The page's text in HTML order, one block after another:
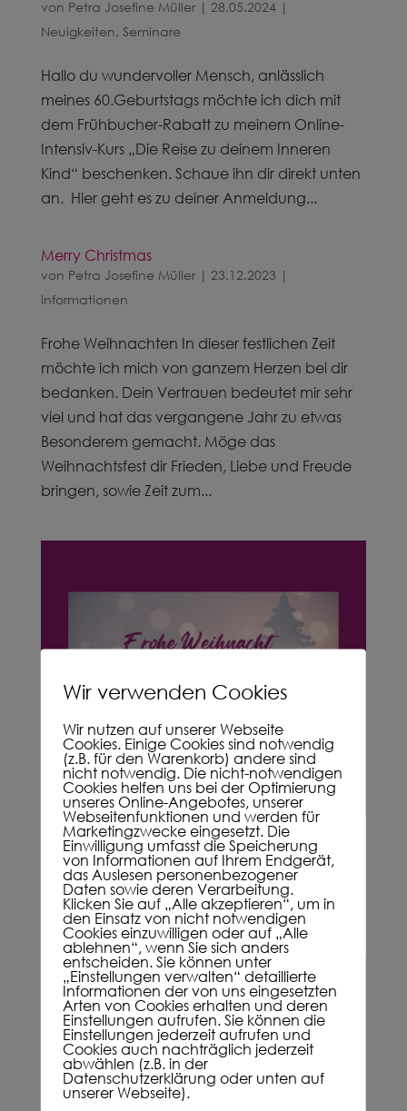
von Petra Josefine Müller| 28.05.2024|
Neuigkeiten, Seminare
Hallo du wundervoller Mensch, anlässlich
meines 60.Geburtstags möchte ich dich mit
dem Frühbucher-Rabatt zu meinem Online-
Intensiv-Kurs „Die Reise zu deinem Inneren
Kind“ beschenken. Schaue ihn dir direkt unten
an. Hier geht es zu deiner Anmeldung...
Merry Christmas
von Petra Josefine Müller| 23.12.2023 |
Informationen
Frohe Weihnachten In dieser festlichen Zeit
möchte ich mich von ganzem Herzen bei dir
bedanken. Dein Vertrauen bedeutet mir sehr
viel und hat das vergangene Jahr zu etwas
Besonderem gemacht. Möge das
Weihnachtsfest dir Frieden, Liebe und Freude
bringen, sowie Zeit zum...
Frohe Weihnacht
vonPetra Josefine Müller|24.12.2022|
Informationen
Wir verwenden Cookies
Wir nutzen auf unserer Webseite
Cookies. Einige Cookies sind notwendig
(z.B. für den Warenkorb) andere sind
nicht notwendig. Die nicht-notwendigen
Cookies helfen uns bei der Optimierung
unseres Online-Angebotes, unserer
Webseitenfunktionen und werden für
Marketingzwecke eingesetzt. Die
Einwilligung umfasst die Speicherung
von Informationen auf Ihrem Endgerät,
das Auslesen personenbezogener
Daten sowie deren Verarbeitung.
Klicken Sie auf „Alle akzeptieren“, um in
den Einsatz von nicht notwendigen
Cookies einzuwilligen oder auf „Alle
ablehnen“, wenn Sie sich anders
entscheiden. Sie können unter
„Einstellungen verwalten“ detaillierte
Informationen der von uns eingesetzten
Arten von Cookies erhalten und deren
Einstellungen aufrufen. Sie können die
Einstellungen jederzeit aufrufen und
Cookies auch nachträglich jederzeit
abwählen (z.B. in der
Datenschutzerklärung oder unten auf
unserer Webseite).